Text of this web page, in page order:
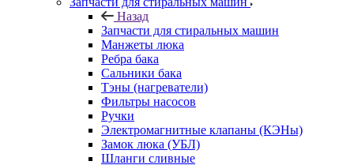
Назад
Запчасти для стиральных машин
Манжеты люка
Ребра бака
Сальники бака
Тэны (нагреватели)
Фильтры насосов
Ручки
Электромагнитные клапаны (КЭНы)
Замок люка (УБЛ)
Шланги сливные